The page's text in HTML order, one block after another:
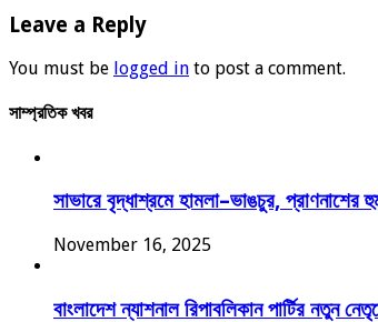
Leave a Reply
You must be logged in to post a comment.
সাম্প্রতিক খবর
সাভারে বৃদ্ধাশ্রমে হামলা–ভাঙচুর,
November 16, 2025
বাংলাদেশ ন্যাশনাল রিপাবলিকান পার্টির